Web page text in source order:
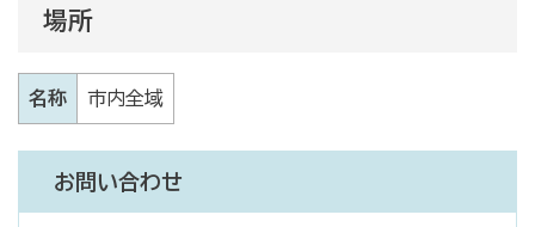
場所
名称 市内全域
お問い合わせ